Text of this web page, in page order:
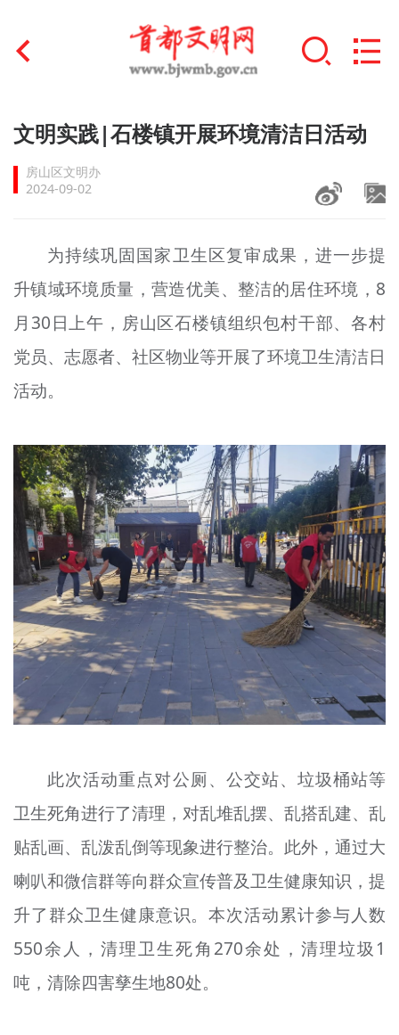
首页
文明创建
文明培育
+
未成年人思想道德建设
榜样人物
+
身边好人
北京宣传文化引导基金
宣传思想文化人才
专题
资料库
+
文明实践|石楼镇开展环境清洁日活动
房山区文明办
2024-09-02
为持续巩固国家卫生区复审成果，进一步提
升镇域环境质量，营造优美、整洁的居住环境，8
月30日上午，房山区石楼镇组织包村干部、各村
党员、志愿者、社区物业等开展了环境卫生清洁日
活动。
此次活动重点对公厕、公交站、垃圾桶站等
卫生死角进行了清理，对乱堆乱摆、乱搭乱建、乱
贴乱画、乱泼乱倒等现象进行整治。此外，通过大
喇叭和微信群等向群众宣传普及卫生健康知识，提
升了群众卫生健康意识。本次活动累计参与人数
550余人，清理卫生死角270余处，清理垃圾1
吨，清除四害孳生地80处。